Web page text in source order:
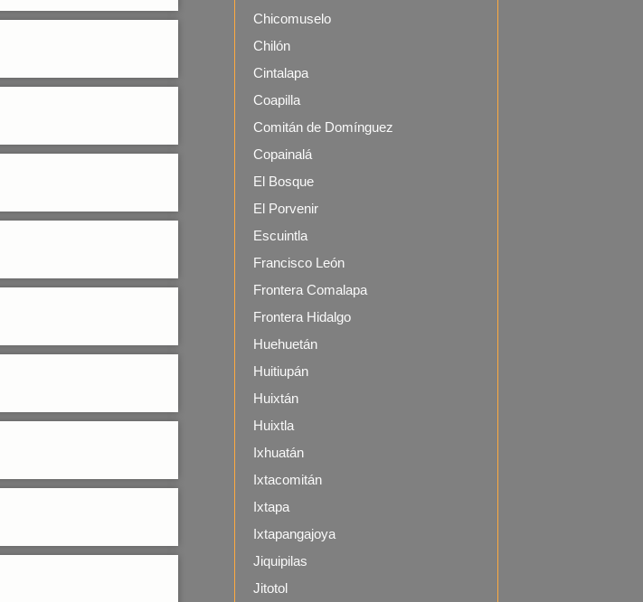
Chicomuselo
Chilón
Cintalapa
Coapilla
Comitán de Domínguez
Copainalá
El Bosque
El Porvenir
Escuintla
Francisco León
Frontera Comalapa
Frontera Hidalgo
Huehuetán
Huitiupán
Huixtán
Huixtla
Ixhuatán
Ixtacomitán
Ixtapa
Ixtapangajoya
Jiquipilas
Jitotol